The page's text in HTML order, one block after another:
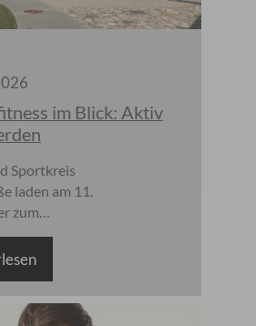
im Blick: Aktiv
Sportkreis
laden am 11.
zum
nach
/ Interessierte
kennenlernen